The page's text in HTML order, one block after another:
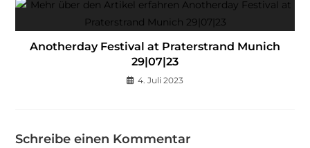
Anotherday Festival at Praterstrand Munich
29|07|23
4. Juli 2023
Schreibe einen Kommentar